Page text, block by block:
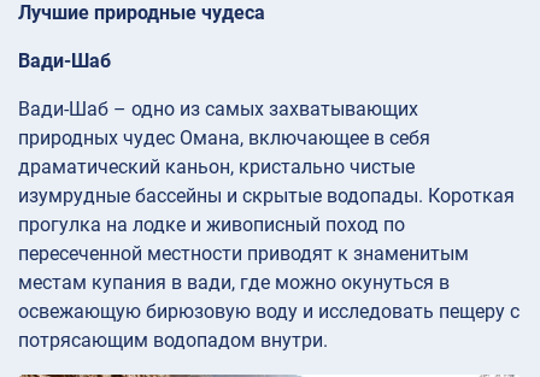
Лучшие природные чудеса
Вади-Шаб
Вади-Шаб – одно из самых захватывающих
природных чудес Омана, включающее в себя
драматический каньон, кристально чистые
изумрудные бассейны и скрытые водопады. Короткая
прогулка на лодке и живописный поход по
пересеченной местности приводят к знаменитым
местам купания в вади, где можно окунуться в
освежающую бирюзовую воду и исследовать пещеру с
потрясающим водопадом внутри.